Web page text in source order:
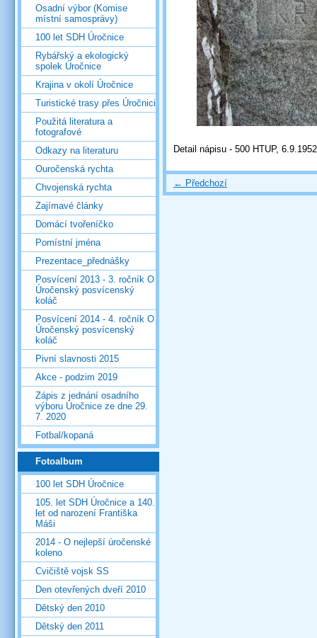
Detail nápisu - 500 HTUP,
← Předchozí
Osadní výbor (Komise
místní samosprávy)
100 let SDH Úročnice
Rybářský a ekologický
spolek Úročnice
Krajina v okolí Úročnice
Turistické trasy přes Úročnici
Použitá literatura a
fotografové
Odkazy na literaturu
Ouročenská rychta
Chvojenská rychta
Zajímavé články
Domácí tvořeníčko
Pomístní jména
Prezentace_přednášky
Posvícení 2013 - 3. ročník O
Úročenský posvícenský
koláč
Posvícení 2014 - 4. ročník O
Úročenský posvícenský
koláč
Pivní slavnosti 2015
Akce - podzim 2019
Zápis z jednání osadního
výboru Úročnice ze dne 29.
7. 2020
Fotbal/kopaná
Fotoalbum
100 let SDH Úročnice
105. let SDH Úročnice a 140.
let od narození Františka
Máši
2014 - O nejlepší úročenské
koleno
Cvičiště vojsk SS
Den otevřených dveří 2010
Dětský den 2010
Dětský den 2011